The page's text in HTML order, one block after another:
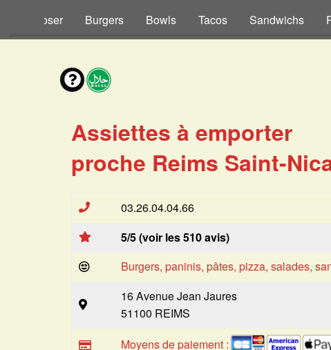
Composer Burgers Bowls Tacos Sandwichs
Assiettes à emporter
proche Reims Saint-
03.26.04.04.66
5/5 (voir les 510 avis)
Burgers, paninis, pâtes, pizza, salades,
16 Avenue Jean Jaures
51100 REIMS
Moyens de paiement :